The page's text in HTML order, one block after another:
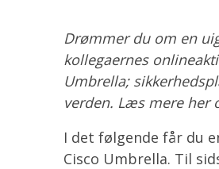
Drømmer du om en
kollegaernes
Umbrella;
verden. Læs mere her
I det følgende får du
Cisco Umbrella. Til